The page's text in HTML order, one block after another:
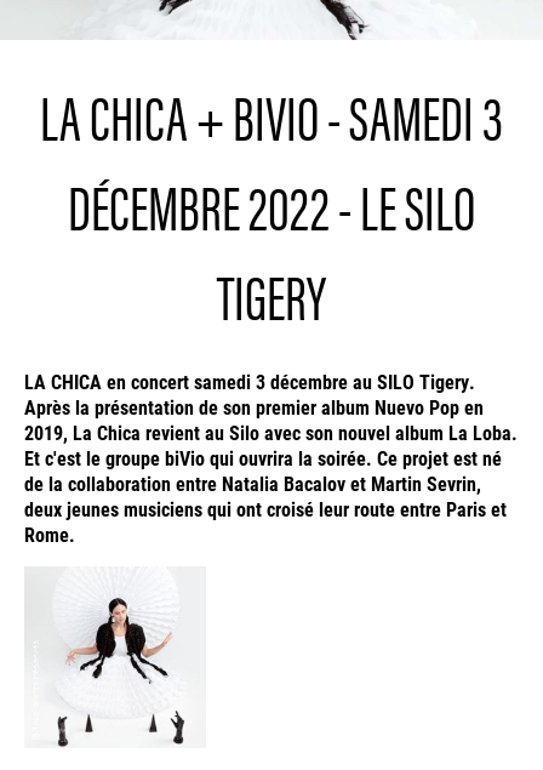
LA CHICA + BIVIO - SAMEDI 3
DÉCEMBRE 2022 - LE SILO
TIGERY
LA CHICA en concert samedi 3 décembre au SILO Tigery.
Après la présentation de son premier album Nuevo Pop en
2019, La Chica revient au Silo avec son nouvel album La Loba.
Et c'est le groupe biVio qui ouvrira la soirée. Ce projet est né
de la collaboration entre Natalia Bacalov et Martin Sevrin,
deux jeunes musiciens qui ont croisé leur route entre Paris et
Rome.